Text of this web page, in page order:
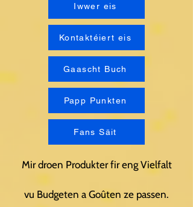
Iwwer eis
Kontaktéiert eis
Gaascht Buch
Papp Punkten
Fans Säit
Mir droen Produkter fir eng Vielfalt
vu Budgeten a Goûten ze passen.